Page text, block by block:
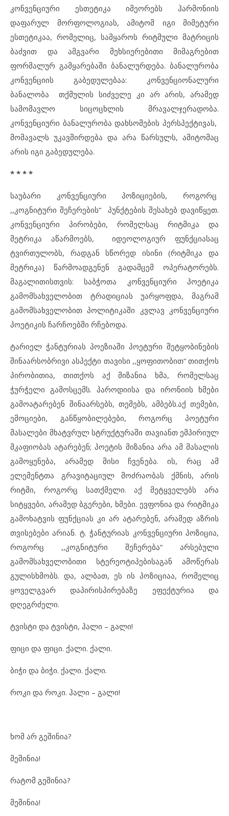
კონვენციური ესთეტიკა იმეორებს ჰარმონიის
დაფარულ მორფოლოგიას, ამიტომ იგი მიმეტური
ესთეტიკაა, რომელიც, სამყაროს რიტმული მატრიცის
ბაძვით და ამგვარი მეხსიერებითი მიმაგრებით
ფორმალურ გამყარებაში ბანალურდება. ბანალურობა
კონვენციის გაბედულებაა: კონვენციონალური
ბანალობა თქმულის სიძველე კი არ არის, არამედ
სამომავლო სიცოცხლის მრავალჯერადობა.
კონვენციური ბანალურობა დახსომების პერსპექტივას,
მომავალს უკავშირდება და არა წარსულს, ამიტომაც
არის იგი გაბედულება.
* * * *
საუბარი კონვენციური პოზიციების, როგორც
,,კოგნიტური შეჩერების“ პუნქტების შესახებ დავიწყეთ.
კონვენციური პირობები, რომელსაც რიტმიკა და
მეტრიკა აწარმოებს, იდეოლოგიურ ფუნქციასაც
ტვირთულობს, რადგან სწორედ ისინი (რიტმიკა და
მეტრიკა) წარმოადგენენ გადამცემ ოპერატორებს.
მაგალითისთვის: საბჭოთა კონვენციური პოეტიკა
გამომსახველობით ტრადიციას უარყოფდა, მაგრამ
გამომსახველობით პოლიტიკაში კვლავ კონვენციური
პოეტიკის ჩარჩოებში რჩებოდა.
ტარიელ ჭანტურიას პოეზიაში პოეტური შეტყობინების
შინაარსობრივი ასპექტი თავისი ,,ყოფითობით“ თითქოს
პირობითია, თითქოს აქ მიზანია ხმა, რომელსაც
ჭურჭელი გამოსცემს. პაროდიისა და ირონიის ხმები
გამოატარებენ შინაარსებს, თემებს, ამბებს.აქ თემები,
ემოციები, განწყობილებები, როგორც პოეტური
მასალები მხატვრულ სტრუქტურაში თავიანთ ემპირიულ
მკაფიობას ატარებენ; პოეტის მიზანია არა ამ მასალის
გამოყენება, არამედ მისი ჩვენება. ის, რაც ამ
ელემენტთა გრავიტაციულ მოძრაობას ქმნის, არის
რიტმი, როგორც სათქმელი. აქ მეტყველებს არა
სიტყვები, არამედ ბგერები, ხმები. ევფონია და რიტმიკა
გამოხატვის ფუნქციას კი არ ატარებენ, არამედ აზრის
თვისებები არიან. ტ. ჭანტურიას კონვენციური პოზიცია,
როგორც ,,კოგნიტური შეჩერება“ არსებული
გამომსახველობითი სტერეოტიპებისაგან ამოწერას
გულისხმობს. და, ალბათ, ეს ის პოზიციაა, რომელიც
ყოველგვარ დაპირისპირებაზე ეფექტურია და
დღეგრძელი.
ტვისტი და ტვისტი, ჰალი – გალი!
ფიცი და ფიცი. ქალი. ქალი.
ბიჭი და ბიჭი. ქალი. ქალი.
როკი და როკი. ჰალი – გალი!
ხომ არ გეშინია?
მეშინია!
რატომ გეშინია?
მეშინია!